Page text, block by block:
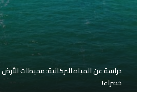
دراسة عن المياه البركانية: محيطات
خضراء!